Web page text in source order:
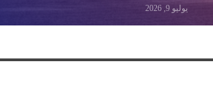
يوليو 9, 2026